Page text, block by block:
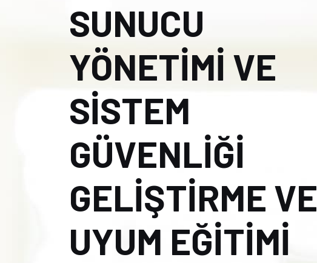
SUNUCU
YÖNETİMİ VE
SİSTEM
GÜVENLİĞİ
GELİŞTİRME VE
UYUM EĞİTİMİ